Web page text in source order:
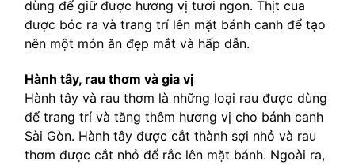
dùng để giữ được hương vị tươi ngon. Thịt cua
được bóc ra và trang trí lên mặt bánh canh để tạo
nên một món ăn đẹp mắt và hấp dẫn.
Hành tây, rau thơm và gia vị
Hành tây và rau thơm là những loại rau được dùng
để trang trí và tăng thêm hương vị cho bánh canh
Sài Gòn. Hành tây được cắt thành sợi nhỏ và rau
thơm được cắt nhỏ để rắc lên mặt bánh. Ngoài ra,